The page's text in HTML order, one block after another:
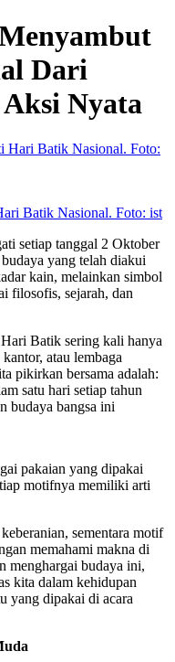
Dari
Nyata
Batik Nasional. Foto: ist
setiap tanggal 2 Oktober
yang telah diakui
kain, melainkan simbol
filosofis, sejarah, dan
Batik sering kali hanya
atau lembaga
pikirkan bersama adalah:
satu hari setiap tahun
budaya bangsa ini
pakaian yang dipakai
motifnya memiliki arti
sementara motif
memahami makna di
menghargai budaya ini,
kita dalam kehidupan
yang dipakai di acara